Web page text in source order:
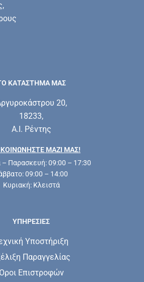
ΚΑΤΑΣΤΗΜΑ ΜΑΣ
20,
18233,
Α.Ι. Ρέντης
ΜΑΖΊ ΜΑΣ!
Παρασκευή: 09:00 – 17:30
09:00 – 14:00
Κυριακή: Κλειστά
ΥΠΗΡΕΣΊΕΣ
Υποστήριξη
Παραγγελίας
Επιστροφών